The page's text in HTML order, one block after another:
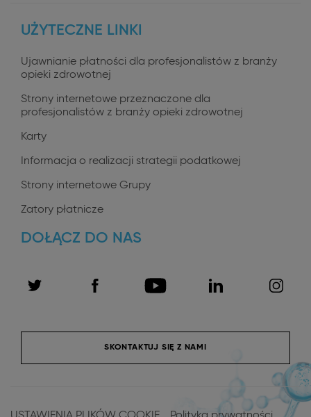
UŻYTECZNE LINKI
Ujawnianie płatności dla profesjonalistów z branży
opieki zdrowotnej
Strony internetowe przeznaczone dla
profesjonalistów z branży opieki zdrowotnej
Karty
Informacja o realizacji strategii podatkowej
Strony internetowe Grupy
Zatory płatnicze
DOŁĄCZ DO NAS
SKONTAKTUJ SIĘ Z NAMI